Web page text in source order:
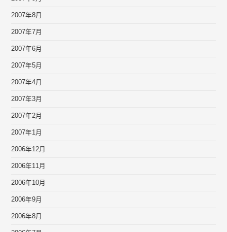
2007年8月
2007年7月
2007年6月
2007年5月
2007年4月
2007年3月
2007年2月
2007年1月
2006年12月
2006年11月
2006年10月
2006年9月
2006年8月